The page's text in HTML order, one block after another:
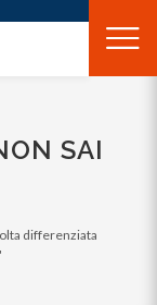
SAI
differenziata